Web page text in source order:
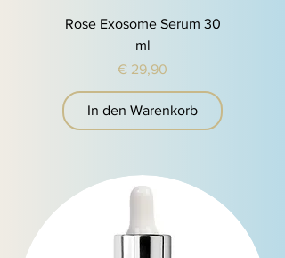
Rose Exosome Serum 30
ml
Preis
€ 29,90
In den Warenkorb